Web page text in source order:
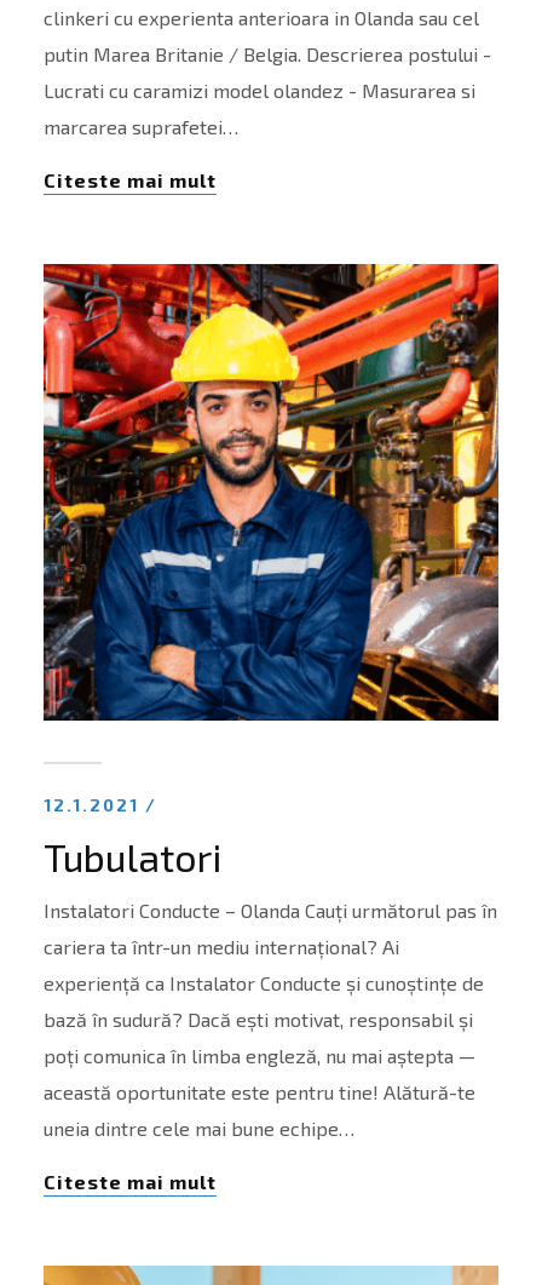
clinkeri cu experienta anterioara in Olanda sau cel
putin Marea Britanie / Belgia. Descrierea postului -
Lucrati cu caramizi model olandez - Masurarea si
marcarea suprafetei…
Citeste mai mult
12.1.2021 /
Tubulatori
Instalatori Conducte – Olanda Cauți următorul pas în
cariera ta într-un mediu internațional? Ai
experiență ca Instalator Conducte și cunoștințe de
bază în sudură? Dacă ești motivat, responsabil și
poți comunica în limba engleză, nu mai aștepta —
această oportunitate este pentru tine! Alătură-te
uneia dintre cele mai bune echipe…
Citeste mai mult